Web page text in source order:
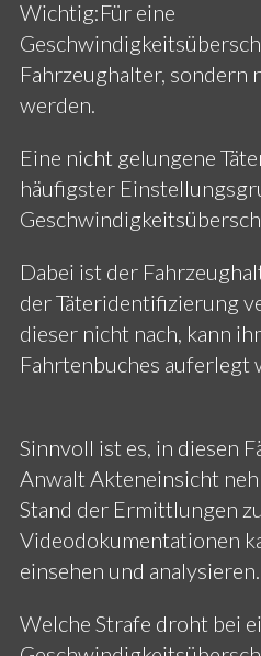
Wichtig:Für eine
Fahrzeughalter, sondern
werden.
Eine nicht gelungene
häufigster
Dabei ist der
der Täteridentifizierung
dieser nicht nach, kann
Fahrtenbuches auferlegt
Sinnvoll ist es, in diesen
Anwalt Akteneinsicht
Stand der Ermittlungen
Videodokumentationen
einsehen und analysieren.
Welche Strafe droht bei